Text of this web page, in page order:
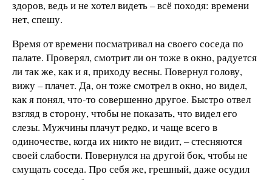
здоров, ведь и не хотел видеть – всё походя: времени
нет, спешу.
Время от времени посматривал на своего соседа по
палате. Проверял, смотрит ли он тоже в окно, радуется
ли так же, как и я, приходу весны. Повернул голову,
вижу – плачет. Да, он тоже смотрел в окно, но видел,
как я понял, что-то совершенно другое. Быстро отвел
взгляд в сторону, чтобы не показать, что видел его
слезы. Мужчины плачут редко, и чаще всего в
одиночестве, когда их никто не видит, – стесняются
своей слабости. Повернулся на другой бок, чтобы не
смущать соседа. Про себя же, грешный, даже осудил